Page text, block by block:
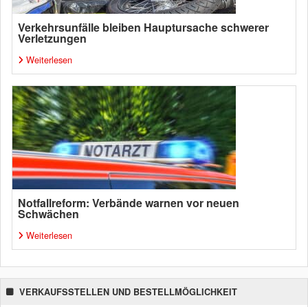
Verkehrsunfälle bleiben Hauptursache schwerer
Verletzungen
Weiterlesen
Notfallreform: Verbände warnen vor neuen
Schwächen
Weiterlesen
VERKAUFSSTELLEN UND BESTELLMÖGLICHKEIT